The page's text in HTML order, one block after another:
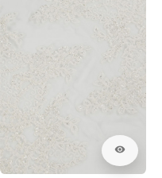
visibility